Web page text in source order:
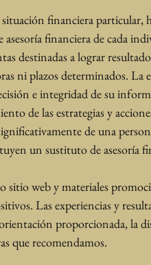
financiera
financiera de cada
destinadas a lograr
ni plazos determinados. La
e integridad de su
de las estrategias y
de una
un sustituto de asesoría
web y materiales
Las experiencias y
proporcionada, la
que recomendamos.